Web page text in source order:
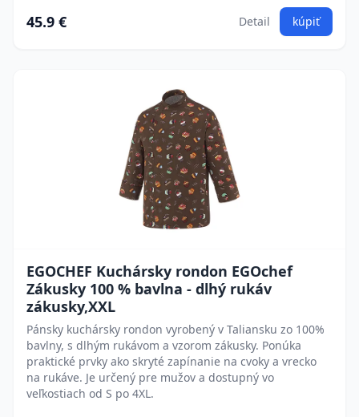
45.9 € Detail kúpiť
EGOCHEF Kuchársky rondon EGOchef
Zákusky 100 % bavlna - dlhý rukáv
zákusky,XXL
Pánsky kuchársky rondon vyrobený v Taliansku zo 100%
bavlny, s dlhým rukávom a vzorom zákusky. Ponúka
praktické prvky ako skryté zapínanie na cvoky a vrecko
na rukáve. Je určený pre mužov a dostupný vo
veľkostiach od S po 4XL.